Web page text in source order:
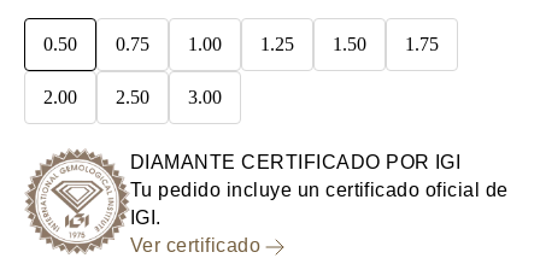
0.50 0.75 1.00 1.25 1.50 1.75
2.00 2.50 3.00
DIAMANTE CERTIFICADO POR IGI
Tu pedido incluye un certificado oficial de
IGI.
Ver certificado